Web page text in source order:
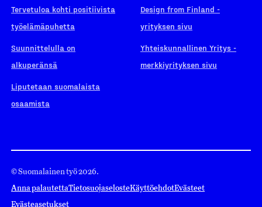
Tervetuloa kohti positiivista
työelämäpuhetta
Suunnittelulla on
alkuperänsä
Liputetaan suomalaista
osaamista
Design from Finland -
yrityksen sivu
Yhteiskunnallinen Yritys -
merkkiyrityksen sivu
© Suomalainen työ 2026.
Anna palautettaTietosuojaselosteKäyttöehdotEvästeet
Evästeasetukset